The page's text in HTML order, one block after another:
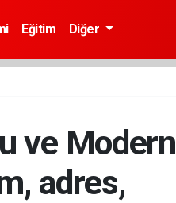
Eğitim Diğer
ve Modern
adres,